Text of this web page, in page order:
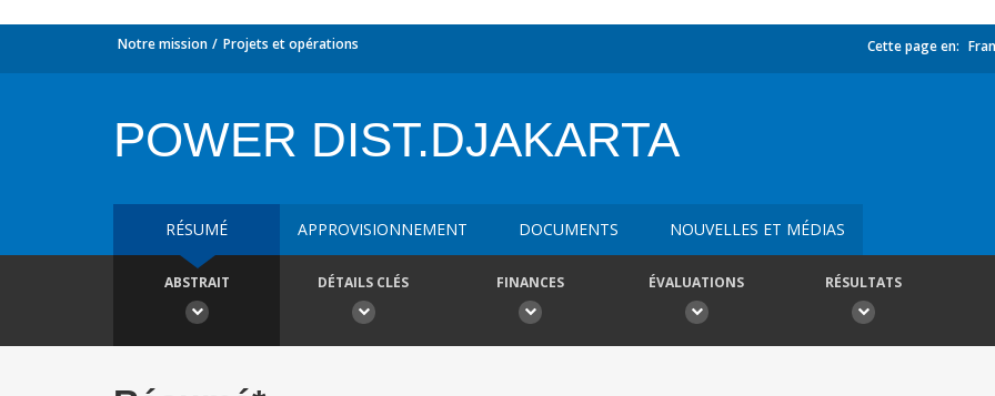
Notre mission Projets et opérations Cette page en:
POWER DIST.DJAKARTA
RÉSUMÉ APPROVISIONNEMENT DOCUMENTS NOUVELLES ET MÉDIAS
ABSTRAIT DÉTAILS CLÉS FINANCES ÉVALUATIONS RÉSULTATS